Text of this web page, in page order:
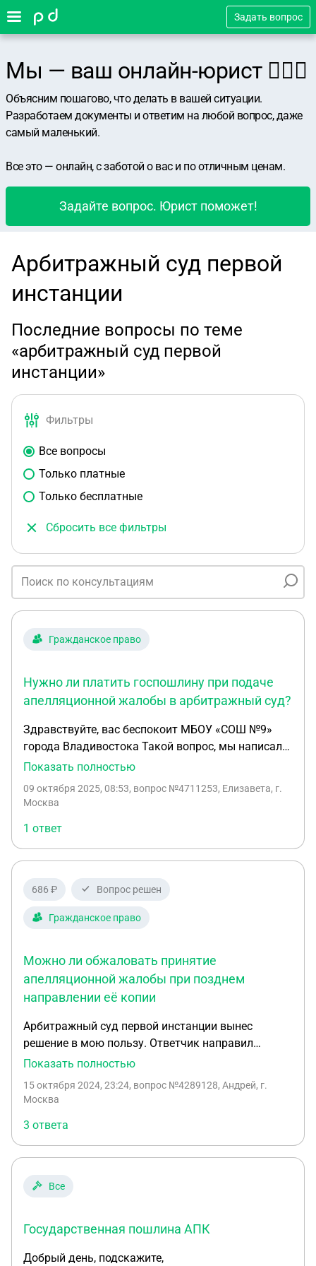
Задать вопрос
Мы — ваш онлайн-юрист 👨🏻‍⚖️
Объясним пошагово, что делать в вашей ситуации.
Разработаем документы и ответим на любой вопрос, даже
самый маленький.
Все это — онлайн, с заботой о вас и по отличным ценам.
Задайте вопрос. Юрист поможет!
Арбитражный суд первой
инстанции
Последние вопросы по теме
«арбитражный суд первой
инстанции»
Фильтры
Все вопросы
Только платные
Только бесплатные
Сбросить все фильтры
Гражданское право
Нужно ли платить госпошлину при подаче
апелляционной жалобы в арбитражный суд?
Здравствуйте, вас беспокоит МБОУ «СОШ №9»
города Владивостока Такой вопрос, мы написали
аппеляционную жалобу в арбитражный суд
платить госпошлину, подскажите, пожалуйста.
Показать полностью
09 октября 2025, 08:53, вопрос №4711253, Елизавета, г.
Москва
1 ответ
686 ₽ Вопрос решен
Гражданское право
Можно ли обжаловать принятие
апелляционной жалобы при позднем
направлении её копии
Арбитражный суд первой инстанции вынес
решение в мою пользу. Ответчик направил
апелляционную жалобу в апелляционный суд.
апелляционную жалобу ответчика на решение
движения и предложил подателю апелляционной
жалобы устранить обстоятельство, послужившее
основанием для оставления жалобы без
движения, и представить: документы,
вручение лично под роспись копии жалобы и
Показать полностью
15 октября 2024, 23:24, вопрос №4289128, Андрей, г.
Москва
3 ответа
Все
Государственная пошлина АПК
Добрый день, подскажите,